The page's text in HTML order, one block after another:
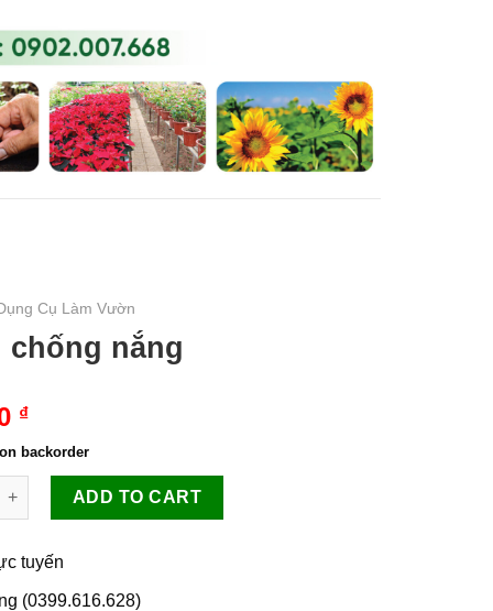
Cụ Làm Vườn
nắng
₫
backorder
nắng quantity
ADD TO CART
tuyến
(0399.616.628)